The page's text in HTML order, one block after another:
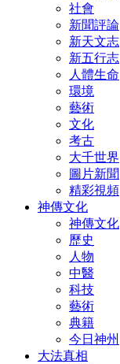
社會
新聞評論
新天文志
新五行志
人體生命
環境
藝術
文化
考古
大千世界
圖片新聞
精彩視頻
神傳文化
神傳文化
歷史
人物
中醫
科技
藝術
典籍
今日神州
大法真相